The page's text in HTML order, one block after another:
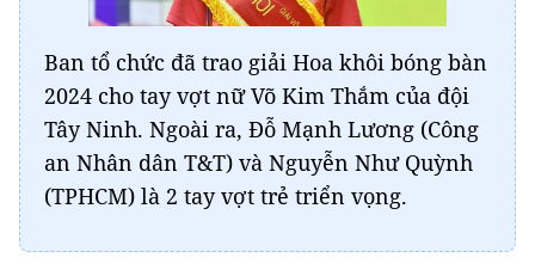
Ban tổ chức đã trao giải Hoa khôi bóng bàn
2024 cho tay vợt nữ Võ Kim Thắm của đội
Tây Ninh. Ngoài ra, Đỗ Mạnh Lương (Công
an Nhân dân T&T) và Nguyễn Như Quỳnh
(TPHCM) là 2 tay vợt trẻ triển vọng.